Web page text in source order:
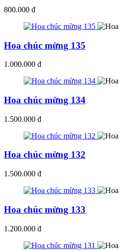
800.000 đ
Hoa chúc mừng 135
1.000.000 đ
Hoa chúc mừng 134
1.500.000 đ
Hoa chúc mừng 132
1.500.000 đ
Hoa chúc mừng 133
1.200.000 đ